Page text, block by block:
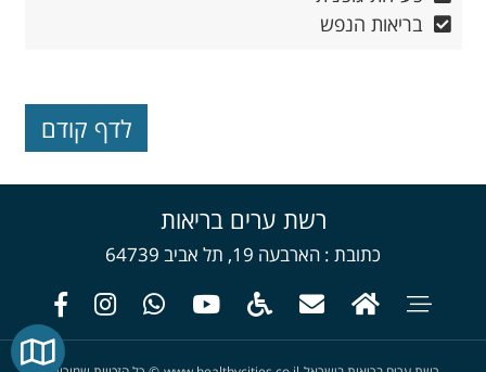
בריאות הנפש
רשת ערים בריאות
כתובת הארבעה 19, תל אביב 64739